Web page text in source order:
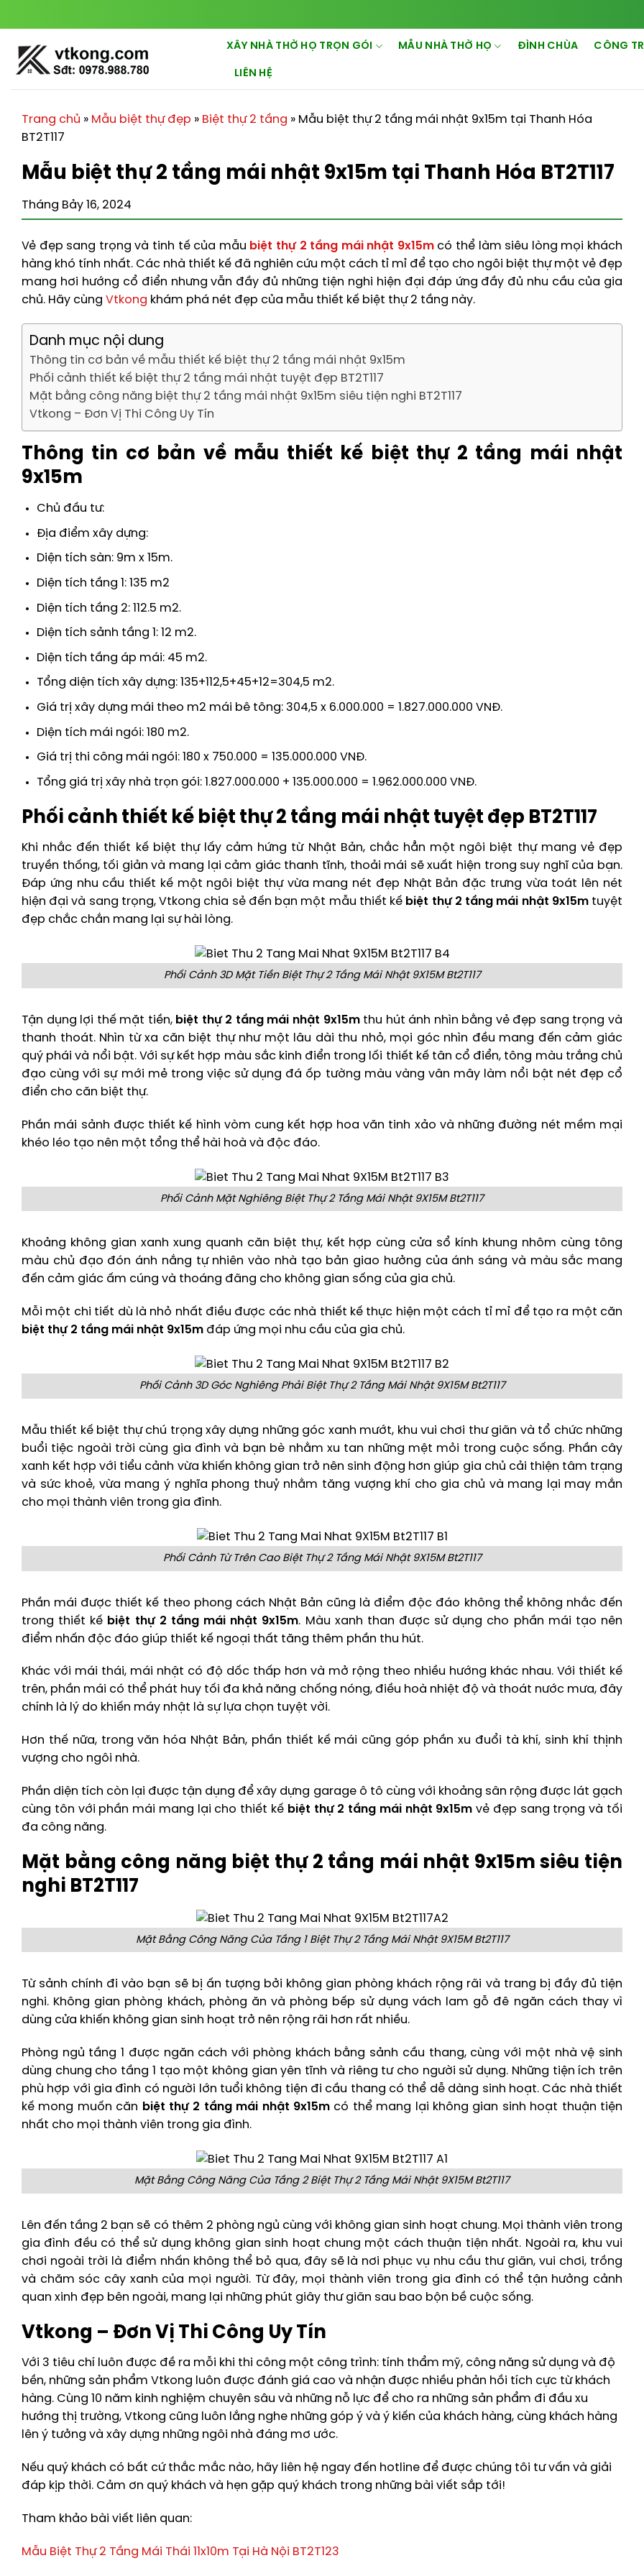
đến
dung
XÂY NHÀ THỜ HỌ TRỌN GÓI MẪU NHÀ THỜ HỌ ĐÌNH CHÙA CÔNG
LIÊN HỆ
Trang chủ » Mẫu biệt thự đẹp » Biệt thự 2 tầng » Mẫu biệt thự 2 tầng mái nhật 9x15m tại Thanh Hóa
BT2T117
Mẫu biệt thự 2 tầng mái nhật 9x15m tại Thanh Hóa BT2T117
Tháng Bảy 16, 2024
Vẻ đẹp sang trọng và tinh tế của mẫu biệt thự 2 tầng mái nhật 9x15mcó thể làm siêu lòng mọi khách
hàng khó tính nhất. Các nhà thiết kế đã nghiên cứu một cách tỉ mỉ để tạo cho ngôi biệt thự một vẻ đẹp
mang hơi hướng cổ điển nhưng vẫn đầy đủ những tiện nghi hiện đại đáp ứng đầy đủ nhu cầu của gia
chủ. Hãy cùng Vtkong khám phá nét đẹp của mẫu thiết kế biệt thự 2 tầng này.
Danh mục nội dung
Thông tin cơ bản về mẫu thiết kế biệt thự 2 tầng mái nhật 9x15m
Phối cảnh thiết kế biệt thự 2 tầng mái nhật tuyệt đẹp BT2T117
Mặt bằng công năng biệt thự 2 tầng mái nhật 9x15m siêu tiện nghi BT2T117
Vtkong – Đơn Vị Thi Công Uy Tín
Thông tin cơ bản về mẫu thiết kế biệt thự 2 tầng mái nhật
9x15m
Chủ đầu tư:
Địa điểm xây dựng:
Diện tích sàn: 9m x 15m.
Diện tích tầng 1: 135 m2
Diện tích tầng 2: 112.5 m2.
Diện tích sảnh tầng 1: 12 m2.
Diện tích tầng áp mái: 45 m2.
Tổng diện tích xây dựng: 135+112,5+45+12=304,5 m2.
Giá trị xây dựng mái theo m2 mái bê tông: 304,5 x 6.000.000 = 1.827.000.000 VNĐ.
Diện tích mái ngói: 180 m2.
Giá trị thi công mái ngói: 180 x 750.000 = 135.000.000 VNĐ.
Tổng giá trị xây nhà trọn gói: 1.827.000.000 + 135.000.000 = 1.962.000.000 VNĐ.
Phối cảnh thiết kế biệt thự 2 tầng mái nhật tuyệt đẹp BT2T117
Khi nhắc đến thiết kế biệt thự lấy cảm hứng từ Nhật Bản, chắc hẳn một ngôi biệt thự mang vẻ đẹp
truyền thống, tối giản và mang lại cảm giác thanh tĩnh, thoải mái sẽ xuất hiện trong suy nghĩ của bạn.
Đáp ứng nhu cầu thiết kế một ngôi biệt thự vừa mang nét đẹp Nhật Bản đặc trưng vừa toát lên nét
hiện đại và sang trọng, Vtkong chia sẻ đến bạn một mẫu thiết kế biệt thự 2 tầng mái nhật 9x15m tuyệt
đẹp chắc chắn mang lại sự hài lòng.
Phối Cảnh 3D Mặt Tiền Biệt Thự 2 Tầng Mái Nhật 9X15M Bt2T117
Tận dụng lợi thế mặt tiền, biệt thự 2 tầng mái nhật 9x15m thu hút ánh nhìn bằng vẻ đẹp sang trọng và
thanh thoát. Nhìn từ xa căn biệt thự như một lâu dài thu nhỏ, mọi góc nhìn đều mang đến cảm giác
quý phái và nổi bật. Với sự kết hợp màu sắc kinh điển trong lối thiết kế tân cổ điển, tông màu trắng chủ
đạo cùng với sự mới mẻ trong việc sử dụng đá ốp tường màu vàng vân mây làm nổi bật nét đẹp cổ
điển cho căn biệt thự.
Phần mái sảnh được thiết kế hình vòm cung kết hợp hoa văn tinh xảo và những đường nét mềm mại
khéo léo tạo nên một tổng thể hài hoà và độc đáo.
Phối Cảnh Mặt Nghiêng Biệt Thự 2 Tầng Mái Nhật 9X15M Bt2T117
Khoảng không gian xanh xung quanh căn biệt thự, kết hợp cùng cửa sổ kính khung nhôm cùng tông
màu chủ đạo đón ánh nắng tự nhiên vào nhà tạo bản giao hưởng của ánh sáng và màu sắc mang
đến cảm giác ấm cúng và thoáng đãng cho không gian sống của gia chủ.
Mỗi một chi tiết dù là nhỏ nhất điều được các nhà thiết kế thực hiện một cách tỉ mỉ để tạo ra một căn
biệt thự 2 tầng mái nhật 9x15m đáp ứng mọi nhu cầu của gia chủ.
Phối Cảnh 3D Góc Nghiêng Phải Biệt Thự 2 Tầng Mái Nhật 9X15M Bt2T117
Mẫu thiết kế biệt thự chú trọng xây dựng những góc xanh mướt, khu vui chơi thư giãn và tổ chức những
buổi tiệc ngoài trời cùng gia đình và bạn bè nhằm xu tan những mệt mỏi trong cuộc sống. Phần cây
xanh kết hợp với tiểu cảnh vừa khiến không gian trở nên sinh động hơn giúp gia chủ cải thiện tâm trạng
và sức khoẻ, vừa mang ý nghĩa phong thuỷ nhằm tăng vượng khí cho gia chủ và mang lại may mắn
cho mọi thành viên trong gia đình.
Phối Cảnh Từ Trên Cao Biệt Thự 2 Tầng Mái Nhật 9X15M Bt2T117
Phần mái được thiết kế theo phong cách Nhật Bản cũng là điểm độc đáo không thể không nhắc đến
trong thiết kế biệt thự 2 tầng mái nhật 9x15m. Màu xanh than được sử dụng cho phần mái tạo nên
điểm nhấn độc đáo giúp thiết kế ngoại thất tăng thêm phần thu hút.
Khác với mái thái, mái nhật có độ dốc thấp hơn và mở rộng theo nhiều hướng khác nhau. Với thiết kế
trên, phần mái có thể phát huy tối đa khả năng chống nóng, điều hoà nhiệt độ và thoát nước mưa, đây
chính là lý do khiến máy nhật là sự lựa chọn tuyệt vời.
Hơn thế nữa, trong văn hóa Nhật Bản, phần thiết kế mái cũng góp phần xu đuổi tà khí, sinh khí thịnh
vượng cho ngôi nhà.
Phần diện tích còn lại được tận dụng để xây dựng garage ô tô cùng với khoảng sân rộng được lát gạch
cùng tôn với phần mái mang lại cho thiết kế biệt thự 2 tầng mái nhật 9x15m vẻ đẹp sang trọng và tối
đa công năng.
Mặt bằng công năng biệt thự 2 tầng mái nhật 9x15m siêu tiện
nghi BT2T117
Mặt Bằng Công Năng Của Tầng 1 Biệt Thự 2 Tầng Mái Nhật 9X15M Bt2T117
Từ sảnh chính đi vào bạn sẽ bị ấn tượng bởi không gian phòng khách rộng rãi và trang bị đầy đủ tiện
nghi. Không gian phòng khách, phòng ăn và phòng bếp sử dụng vách lam gỗ đê ngăn cách thay vì
dùng cửa khiến không gian sinh hoạt trở nên rộng rãi hơn rất nhiều.
Phòng ngủ tầng 1 được ngăn cách với phòng khách bằng sảnh cầu thang, cùng với một nhà vệ sinh
dùng chung cho tầng 1 tạo một không gian yên tĩnh và riêng tư cho người sử dụng. Những tiện ích trên
phù hợp với gia đình có người lớn tuổi không tiện đi cầu thang có thể dễ dàng sinh hoạt. Các nhà thiết
kế mong muốn căn biệt thự 2 tầng mái nhật 9x15m có thể mang lại không gian sinh hoạt thuận tiện
nhất cho mọi thành viên trong gia đình.
Mặt Bằng Công Năng Của Tầng 2 Biệt Thự 2 Tầng Mái Nhật 9X15M Bt2T117
Lên đến tầng 2 bạn sẽ có thêm 2 phòng ngủ cùng với không gian sinh hoạt chung. Mọi thành viên trong
gia đình đều có thể sử dụng không gian sinh hoạt chung một cách thuận tiện nhất. Ngoài ra, khu vui
chơi ngoài trời là điểm nhấn không thể bỏ qua, đây sẽ là nơi phục vụ nhu cầu thư giãn, vui chơi, trồng
và chăm sóc cây xanh của mọi người. Từ đây, mọi thành viên trong gia đình có thể tận hưởng cảnh
quan xinh đẹp bên ngoài, mang lại những phút giây thư giãn sau bao bộn bề cuộc sống.
Vtkong – Đơn Vị Thi Công Uy Tín
Với 3 tiêu chí luôn được đề ra mỗi khi thi công một công trình: tính thẩm mỹ, công năng sử dụng và độ
bền, những sản phẩm Vtkong luôn được đánh giá cao và nhận được nhiều phản hồi tích cực từ khách
hàng. Cùng 10 năm kinh nghiệm chuyên sâu và những nỗ lực để cho ra những sản phẩm đi đầu xu
hướng thị trường, Vtkong cũng luôn lắng nghe những góp ý và ý kiến của khách hàng, cùng khách hàng
lên ý tưởng và xây dựng những ngôi nhà đáng mơ ước.
Nếu quý khách có bất cứ thắc mắc nào, hãy liên hệ ngay đến hotline để được chúng tôi tư vấn và giải
đáp kịp thời. Cảm ơn quý khách và hẹn gặp quý khách trong những bài viết sắp tới!
Tham khảo bài viết liên quan:
Mẫu Biệt Thự 2 Tầng Mái Thái 11x10m Tại Hà Nội BT2T123